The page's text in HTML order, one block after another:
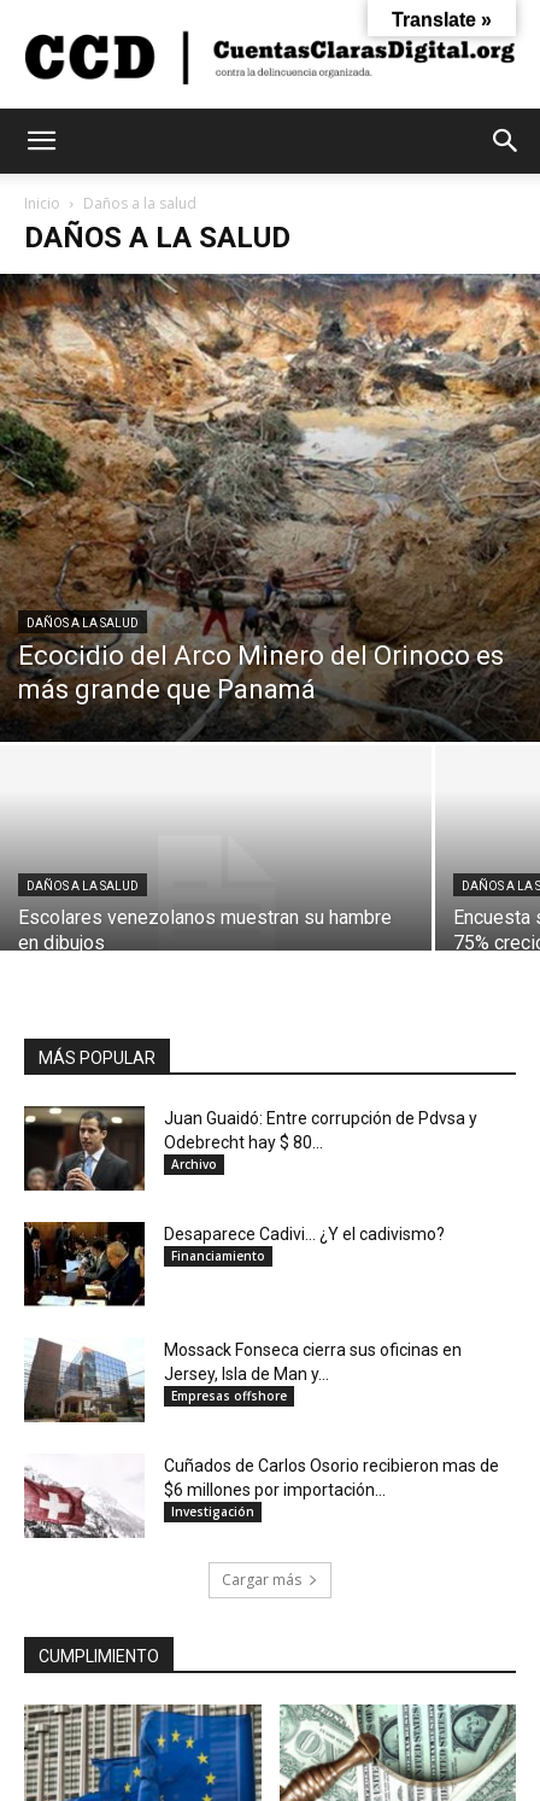
Claras
Digital
Inicio Daños a la salud
DAÑOS A LA SALUD
DAÑOS A LA SALUD
Ecocidio del Arco Minero del Orinoco es
más grande que Panamá
DAÑOS A LA SALUD
Escolares venezolanos muestran su hambre
en dibujos
DAÑOS A LA
Encuesta
75%
MÁS POPULAR
Juan Guaidó: Entre corrupción de Pdvsa y
Odebrecht hay $ 80...
Archivo
Desaparece Cadivi… ¿Y el cadivismo?
Financiamiento
Mossack Fonseca cierra sus oficinas en
Jersey, Isla de Man y...
Empresas offshore
Cuñados de Carlos Osorio recibieron mas de
$6 millones por importación...
Investigación
Cargar más
CUMPLIMIENTO
Translate »